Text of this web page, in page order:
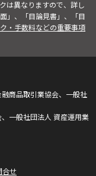
は異なりますので、詳し
」、「目論見書」、「目
・手数料などの重要事項
商品取引業協会、一般社
一般社団法人 資産運用業
合せ